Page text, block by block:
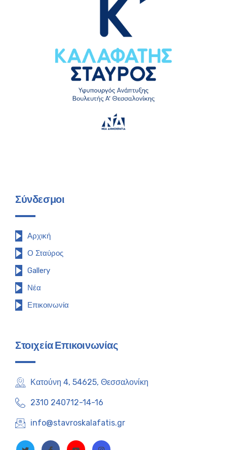
Σύνδεσμοι
Αρχική
Ο Σταύρος
Gallery
Νέα
Επικοινωνία
Στοιχεία Επικοινωνίας
Κατούνη 4, 54625, Θεσσαλονίκη
2310 240712-14-16
info@stavroskalafatis.gr